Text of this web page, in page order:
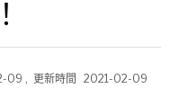
09 , 更新時間 2021-02-09